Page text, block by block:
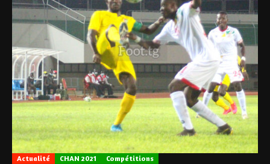
Actualité CHAN 2021 Compétitions